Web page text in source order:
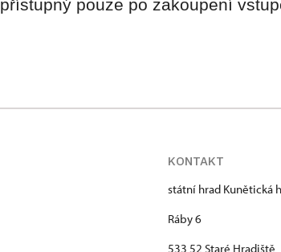
přístupný pouze po zakoupení
KONTAKT
státní hrad Kunětická
Ráby 6
533 52 Staré Hradiště